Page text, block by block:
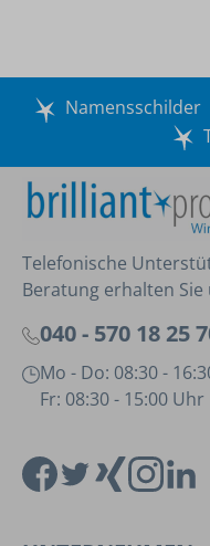
Namensschilder
Telefonische
Beratung erhalten Sie
040 - 570 18 25
Mo - Do: 08:30 -
Fr: 08:30 - 15:00 Uhr